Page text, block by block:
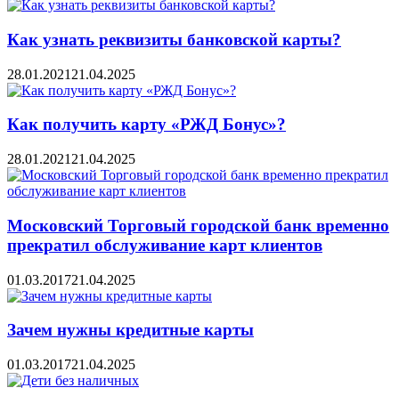
Как узнать реквизиты банковской карты?
28.01.2021 21.04.2025
Как получить карту «РЖД Бонус»?
28.01.2021 21.04.2025
Московский Торговый городской банк временно
прекратил обслуживание карт клиентов
01.03.201721.04.2025
Зачем нужны кредитные карты
01.03.201721.04.2025